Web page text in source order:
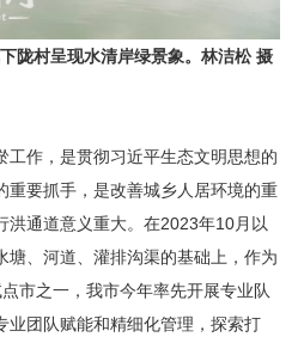
陇村呈现水清岸绿景象。林洁松 摄
作，是贯彻习近平生态文明思想的
重要抓手，是改善城乡人居环境的重
洪通道意义重大。在2023年10月以
塘、河道、灌排沟渠的基础上，作为
市之一，我市今年率先开展专业队
业团队赋能和精细化管理，探索打